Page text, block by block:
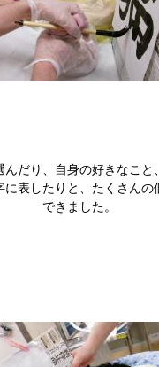
んだり、自身の好きなこと
に表したりと、たくさんの
できました。